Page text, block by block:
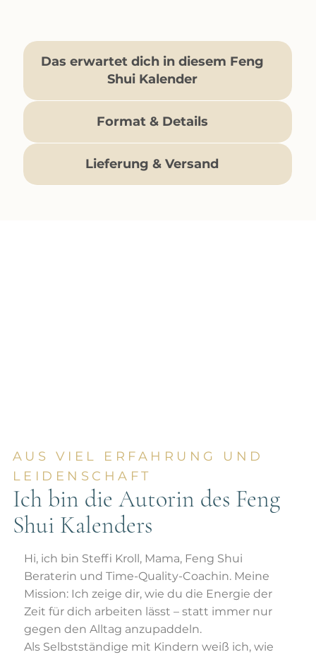
Das erwartet dich in diesem Feng
Shui Kalender
Format & Details
Lieferung & Versand
AUS VIEL ERFAHRUNG UND
LEIDENSCHAFT
Ich bin die Autorin des Feng
Shui Kalenders
Hi, ich bin Steffi Kroll, Mama, Feng Shui
Beraterin und Time-Quality-Coachin. Meine
Mission: Ich zeige dir, wie du die Energie der
Zeit für dich arbeiten lässt – statt immer nur
gegen den Alltag anzupaddeln.
Als Selbstständige mit Kindern weiß ich, wie